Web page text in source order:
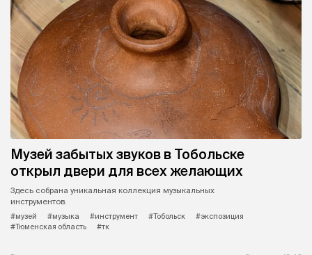
Музей забытых звуков в Тобольске
открыл двери для всех желающих
Здесь собрана уникальная коллекция музыкальных
инструментов.
#музей
#музыка #инструмент #Тобольск
#экспозиция
#Тюменская область
#тк